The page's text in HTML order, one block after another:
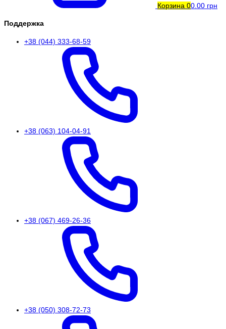
Корзина 00.00 грн
Поддержка
+38 (044) 333-68-59
+38 (063) 104-04-91
+38 (067) 469-26-36
+38 (050) 308-72-73